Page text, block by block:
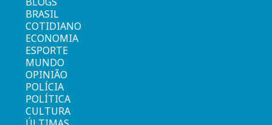
BRASIL
COTIDIANO
ECONOMIA
ESPORTE
MUNDO
OPINIÃO
POLÍCIA
POLÍTICA
CULTURA